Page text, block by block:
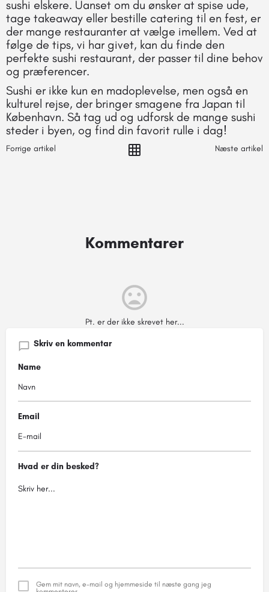
sushi elskere. Uanset om du ønsker at spise ude,
tage takeaway eller bestille catering til en fest, er
der mange restauranter at vælge imellem. Ved at
følge de tips, vi har givet, kan du finde den
perfekte sushi restaurant, der passer til dine behov
og præferencer.
Sushi er ikke kun en madoplevelse, men også en
kulturel rejse, der bringer smagene fra Japan til
København. Så tag ud og udforsk de mange sushi
steder i byen, og find din favorit rulle i dag!
Forrige artikel Næste artikel
Kommentarer
Pt. er der ikke skrevet her...
Skriv en kommentar
Name
Email
Hvad er din besked?
Gem mit navn, e-mail og hjemmeside til næste gang jeg